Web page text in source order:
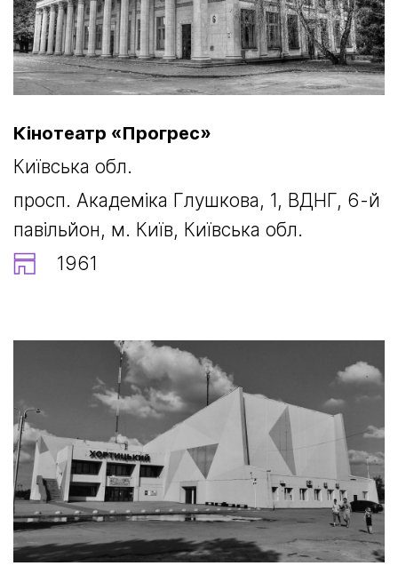
Кінотеатр «Прогрес»
Київська обл.
просп. Академіка Глушкова, 1, ВДНГ, 6-й
павільйон, м. Київ, Київська обл.
1961